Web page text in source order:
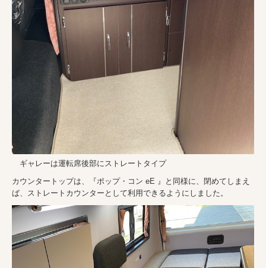
ギャレーは運転席後部にストレートタイプ
カウンタートップは、『ポップ・コン eE 』と同様に、閉めてしまえ
ば、ストレートカウンターとして利用できるようにしました。